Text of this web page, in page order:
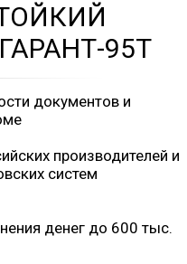
95T
документов и
производителей и
систем
денег до 600 тыс.